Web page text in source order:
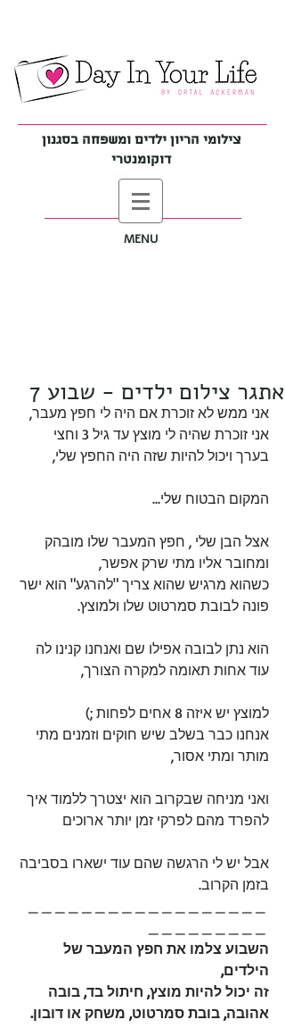
צילומי הריון ילדים ומשפחה בסגנון
דוקומנטרי
MENU
אתגר צילום ילדים - שבוע 7
אני ממש לא זוכרת אם היה לי חפץ מעבר,
אני זוכרת שהיה לי מוצץ עד גיל 3 וחצי
בערך ויכול להיות שזה היה החפץ שלי,
המקום הבטוח שלי...
אצל הבן שלי , חפץ המעבר שלו מובהק
ומחובר אליו מתי שרק אפשר,
כשהוא מרגיש שהוא צריך "להרגע" הוא ישר
פונה לבובת סמרטוט שלו ולמוצץ.
הוא נתן לבובה אפילו שם ואנחנו קנינו לה
עוד אחות תאומה למקרה הצורך,
למוצץ יש איזה 8 אחים לפחות ;)
אנחנו כבר בשלב שיש חוקים וזמנים מתי
מותר ומתי אסור,
ואני מניחה שבקרוב הוא יצטרך ללמוד איך
להפרד מהם לפרקי זמן יותר ארוכים
אבל יש לי הרגשה שהם עוד ישארו בסביבה
בזמן הקרוב.
השבוע צלמו את חפץ המעבר של
הילדים,
זה יכול להיות מוצץ, חיתול בד, בובה
אהובה, בובת סמרטוט, משחק או דובון.